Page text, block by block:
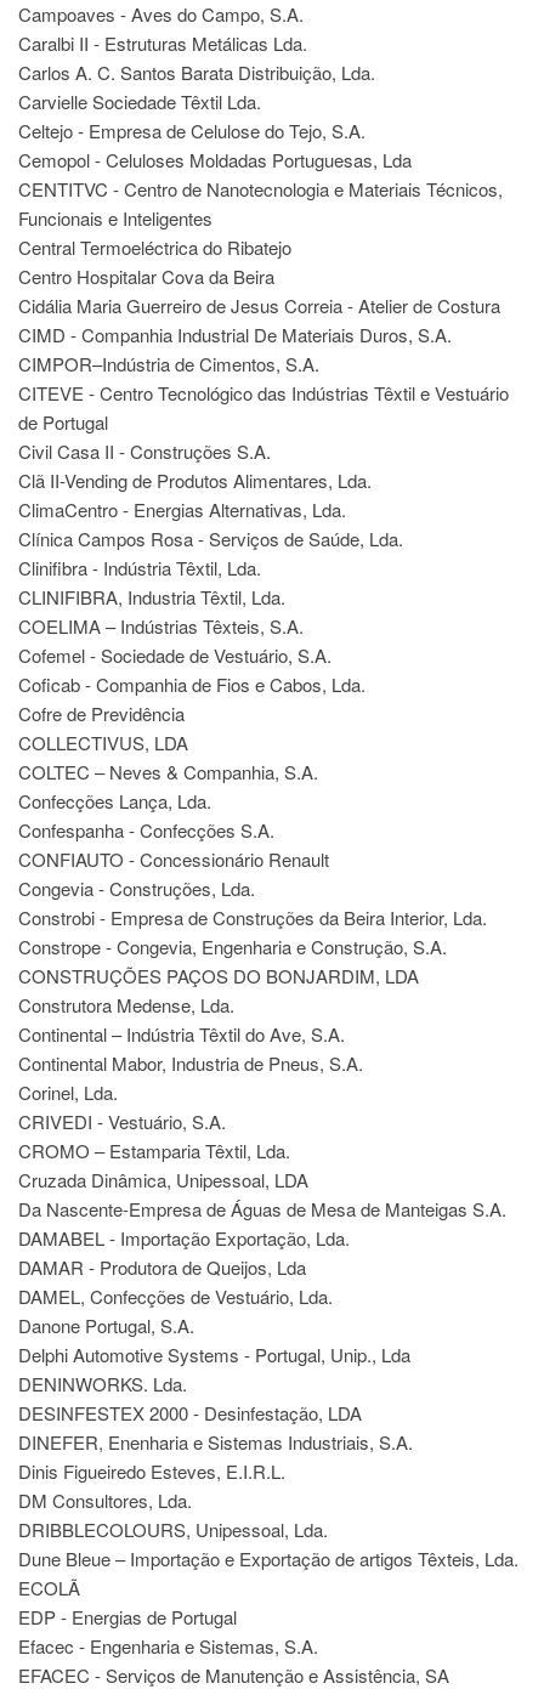
Campoaves - Aves do Campo, S.A.
Caralbi II - Estruturas Metálicas Lda.
Carlos A. C. Santos Barata Distribuição, Lda.
Carvielle Sociedade Têxtil Lda.
Celtejo - Empresa de Celulose do Tejo, S.A.
Cemopol - Celuloses Moldadas Portuguesas, Lda
CENTITVC - Centro de Nanotecnologia e Materiais Técnicos,
Funcionais e Inteligentes
Central Termoeléctrica do Ribatejo
Centro Hospitalar Cova da Beira
Cidália Maria Guerreiro de Jesus Correia - Atelier de Costura
CIMD - Companhia Industrial De Materiais Duros, S.A.
CIMPOR–Indústria de Cimentos, S.A.
CITEVE - Centro Tecnológico das Indústrias Têxtil e Vestuário
de Portugal
Civil Casa II - Construções S.A.
Clã II-Vending de Produtos Alimentares, Lda.
ClimaCentro - Energias Alternativas, Lda.
Clínica Campos Rosa - Serviços de Saúde, Lda.
Clinifibra - Indústria Têxtil, Lda.
CLINIFIBRA, Industria Têxtil, Lda.
COELIMA – Indústrias Têxteis, S.A.
Cofemel - Sociedade de Vestuário, S.A.
Coficab - Companhia de Fios e Cabos, Lda.
Cofre de Previdência
COLLECTIVUS, LDA
COLTEC – Neves & Companhia, S.A.
Confecções Lança, Lda.
Confespanha - Confecções S.A.
CONFIAUTO - Concessionário Renault
Congevia - Construções, Lda.
Constrobi - Empresa de Construções da Beira Interior, Lda.
Constrope - Congevia, Engenharia e Construção, S.A.
CONSTRUÇÕES PAÇOS DO BONJARDIM, LDA
Construtora Medense, Lda.
Continental – Indústria Têxtil do Ave, S.A.
Continental Mabor, Industria de Pneus, S.A.
Corinel, Lda.
CRIVEDI - Vestuário, S.A.
CROMO – Estamparia Têxtil, Lda.
Cruzada Dinâmica, Unipessoal, LDA
Da Nascente-Empresa de Águas de Mesa de Manteigas S.A.
DAMABEL - Importação Exportação, Lda.
DAMAR - Produtora de Queijos, Lda
DAMEL, Confecções de Vestuário, Lda.
Danone Portugal, S.A.
Delphi Automotive Systems - Portugal, Unip., Lda
DENINWORKS. Lda.
DESINFESTEX 2000 - Desinfestação, LDA
DINEFER, Enenharia e Sistemas Industriais, S.A.
Dinis Figueiredo Esteves, E.I.R.L.
DM Consultores, Lda.
DRIBBLECOLOURS, Unipessoal, Lda.
Dune Bleue – Importação e Exportação de artigos Têxteis, Lda.
ECOLÃ
EDP - Energias de Portugal
Efacec - Engenharia e Sistemas, S.A.
EFACEC - Serviços de Manutenção e Assistência, SA